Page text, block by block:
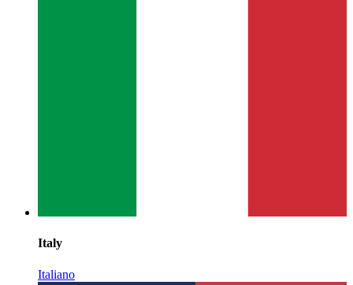
Italy
Italiano